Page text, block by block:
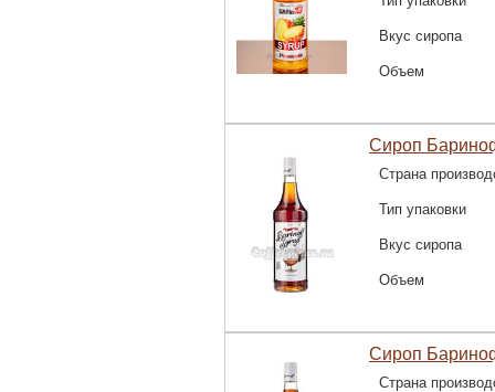
Вкус сиропа
Объем
Сироп
Страна
Тип упаковки
Вкус сиропа
Объем
Сироп
Страна